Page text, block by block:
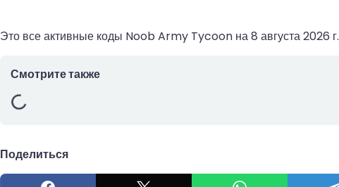
Это все активные коды Noob Army Tycoon на8 августа 2026 г.
Смотрите также
Поделиться